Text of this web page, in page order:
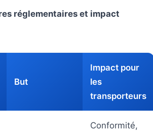
réglementaires et impact
But
Impact pour
les
transporteurs
Conformité,